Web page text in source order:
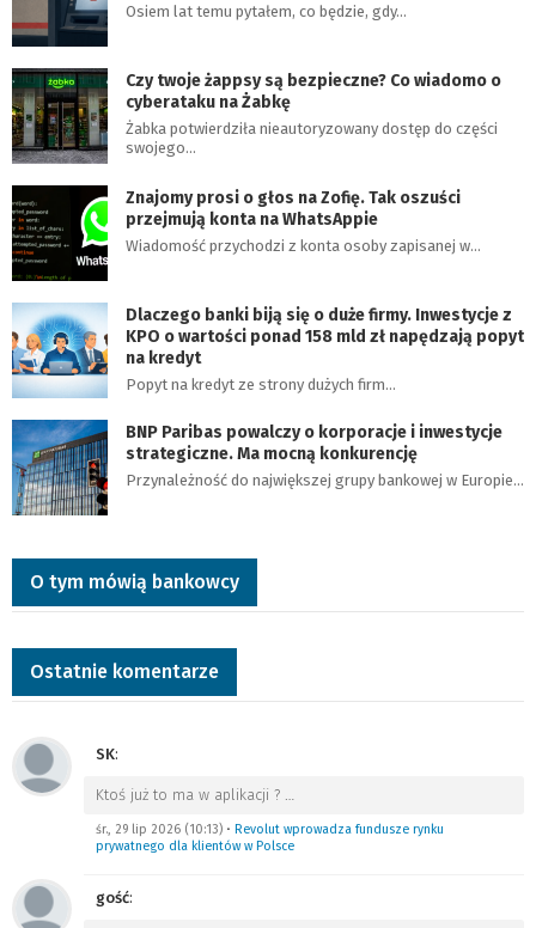
Osiem lat temu pytałem, co będzie, gdy…
Czy twoje żappsy są bezpieczne? Co wiadomo o
cyberataku na Żabkę
Żabka potwierdziła nieautoryzowany dostęp do części
swojego…
Znajomy prosi o głos na Zofię. Tak oszuści
przejmują konta na WhatsAppie
Wiadomość przychodzi z konta osoby zapisanej w…
Dlaczego banki biją się o duże firmy. Inwestycje z
KPO o wartości ponad 158 mld zł napędzają popyt
na kredyt
Popyt na kredyt ze strony dużych firm…
BNP Paribas powalczy o korporacje i inwestycje
strategiczne. Ma mocną konkurencję
Przynależność do największej grupy bankowej w Europie…
O tym mówią bankowcy
Ostatnie komentarze
SK:
Ktoś już to ma w aplikacji ? …
śr., 29 lip 2026 (10:13) • Revolut wprowadza fundusze rynku
prywatnego dla klientów w Polsce
gość: